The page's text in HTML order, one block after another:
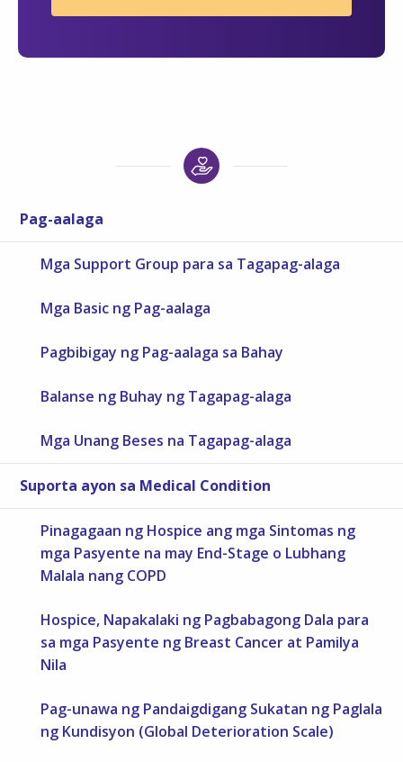
Pag-aalaga
Mga Support Group para sa Tagapag-alaga
Mga Basic ng Pag-aalaga
Pagbibigay ng Pag-aalaga sa Bahay
Balanse ng Buhay ng Tagapag-alaga
Mga Unang Beses na Tagapag-alaga
Suporta ayon sa Medical Condition
Pinagagaan ng Hospice ang mga Sintomas ng
mga Pasyente na may End-Stage o Lubhang
Malala nang COPD
Hospice, Napakalaki ng Pagbabagong Dala para
sa mga Pasyente ng Breast Cancer at Pamilya
Nila
Pag-unawa ng Pandaigdigang Sukatan ng Paglala
ng Kundisyon (Global Deterioration Scale)